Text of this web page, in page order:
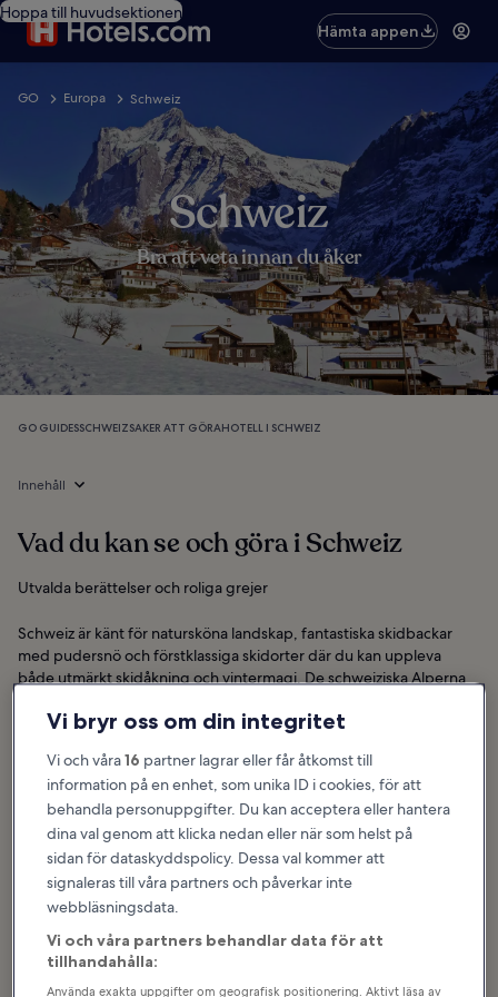
Hoppa till huvudsektionen
Hämta appen
GO Europa Schweiz
Schweiz
Bra att veta innan du åker
GO GUIDESSCHWEIZSAKER ATT GÖRAHOTELL I SCHWEIZ
Innehåll
Vad du kan se och göra i Schweiz
Utvalda berättelser och roliga grejer
Schweiz är känt för natursköna landskap, fantastiska skidbackar
med pudersnö och förstklassiga skidorter där du kan uppleva
både utmärkt skidåkning och vintermagi. De schweiziska Alperna
skidorter i de bergiga regionerna. Vi har endast valt ut schweiziska
skidåkare på jakt efter de tuffaste offpist-backarna. Naturligtvis...
Visa mer
Vi bryr oss om din integritet
Vi och våra16 partner lagrar eller får åtkomst till
information på en enhet, som unika ID i cookies, för att
behandla personuppgifter. Du kan acceptera eller hantera
dina val genom att klicka nedan eller när som helst på
sidan för dataskyddspolicy. Dessa val kommer att
signaleras till våra partners och påverkar inte
webbläsningsdata.
Vi och våra partners behandlar data för att
tillhandahålla:
Använda exakta uppgifter om geografisk positionering. Aktivt läsa av